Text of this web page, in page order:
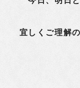
宜しくご理解